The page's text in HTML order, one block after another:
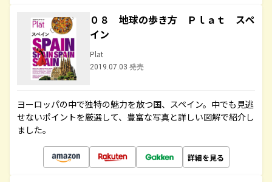
０８ 地球の歩き方 Ｐｌａｔ スペ
イン
Plat
2019.07.03 発売
ヨーロッパの中で独特の魅力を放つ国、スペイン。中でも見逃
せないポイントを厳選して、豊富な写真と詳しい図解で紹介し
ました。
詳細を見る